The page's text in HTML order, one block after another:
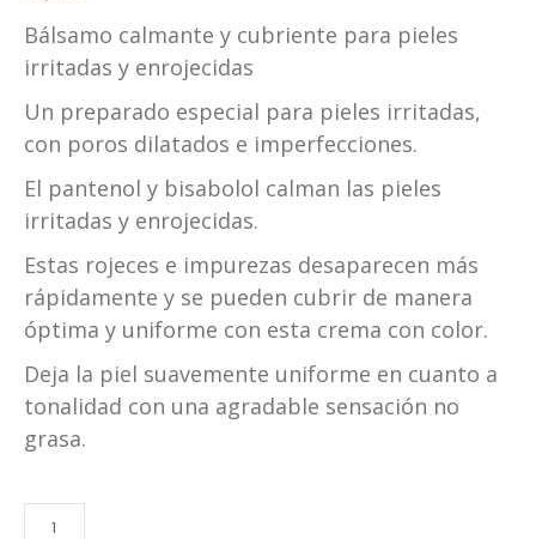
Bálsamo calmante y cubriente para pieles
irritadas y enrojecidas
Un preparado especial para pieles irritadas,
con poros dilatados e imperfecciones.
El pantenol y bisabolol calman las pieles
irritadas y enrojecidas.
Estas rojeces e impurezas desaparecen más
rápidamente y se pueden cubrir de manera
óptima y uniforme con esta crema con color.
Deja la piel suavemente uniforme en cuanto a
tonalidad con una agradable sensación no
grasa.